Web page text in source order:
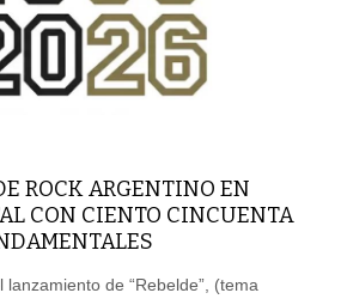
ROCK ARGENTINO EN
CON CIENTO CINCUENTA
de “Rebelde”, (tema